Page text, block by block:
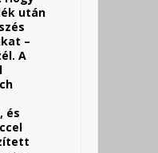
után
–
A
és